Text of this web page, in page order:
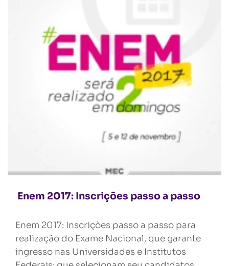
Enem 2017: Inscrições passo a passo
Enem 2017: Inscrições passo a passo para
realização do Exame Nacional, que garante
ingresso nas Universidades e Institutos